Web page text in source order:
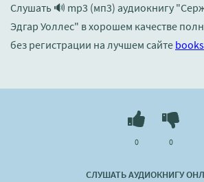
Слушать 🔊 mp3 (мп3) аудиокнигу
Эдгар Уоллес" в хорошем качестве
без регистрации на лучшем сайте
СЛУШАТЬ АУДИОКНИГУ
0 0